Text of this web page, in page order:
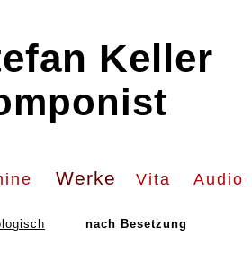
Keller
Werke Vita Audio
nach Besetzung